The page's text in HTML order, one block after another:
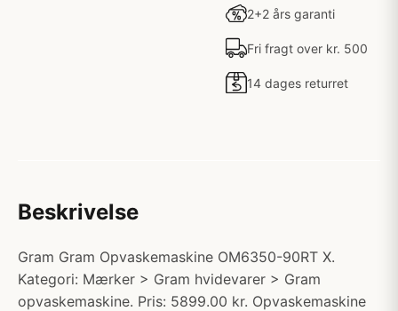
2+2 års garanti
Fri fragt over kr. 500
14 dages returret
Beskrivelse
Gram Gram Opvaskemaskine OM6350-90RT X.
Kategori: Mærker > Gram hvidevarer > Gram
opvaskemaskine. Pris: 5899.00 kr. Opvaskemaskine